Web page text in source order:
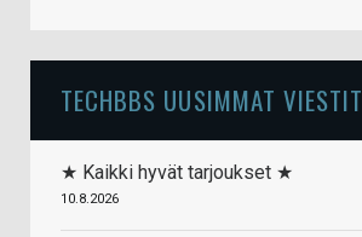
TECHBBS UUSIMMAT VIESTIT
★ Kaikki hyvät tarjoukset ★
10.8.2026